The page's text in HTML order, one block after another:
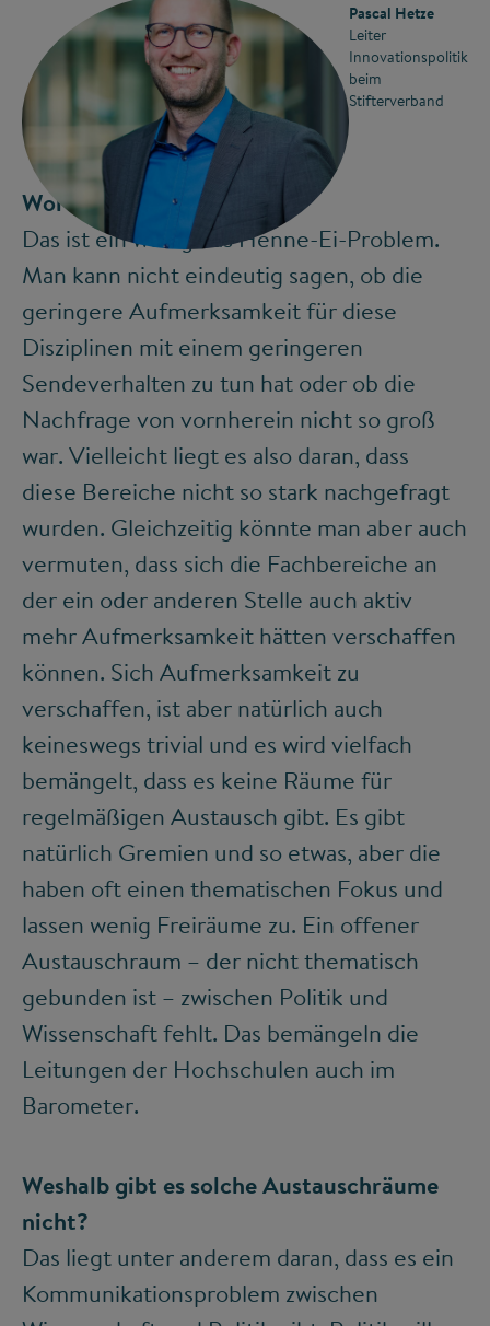
Pascal Hetze
Leiter
Innovationspolitik
beim
Stifterverband
Woran liegt das?
Das ist ein wenig das Henne-Ei-Problem.
Man kann nicht eindeutig sagen, ob die
geringere Aufmerksamkeit für diese
Disziplinen mit einem geringeren
Sendeverhalten zu tun hat oder ob die
Nachfrage von vornherein nicht so groß
war. Vielleicht liegt es also daran, dass
diese Bereiche nicht so stark nachgefragt
wurden. Gleichzeitig könnte man aber auch
vermuten, dass sich die Fachbereiche an
der ein oder anderen Stelle auch aktiv
mehr Aufmerksamkeit hätten verschaffen
können. Sich Aufmerksamkeit zu
verschaffen, ist aber natürlich auch
keineswegs trivial und es wird vielfach
bemängelt, dass es keine Räume für
regelmäßigen Austausch gibt. Es gibt
natürlich Gremien und so etwas, aber die
haben oft einen thematischen Fokus und
lassen wenig Freiräume zu. Ein offener
Austauschraum – der nicht thematisch
gebunden ist – zwischen Politik und
Wissenschaft fehlt. Das bemängeln die
Leitungen der Hochschulen auch im
Barometer.
Weshalb gibt es solche Austauschräume
nicht?
Das liegt unter anderem daran, dass es ein
Kommunikationsproblem zwischen